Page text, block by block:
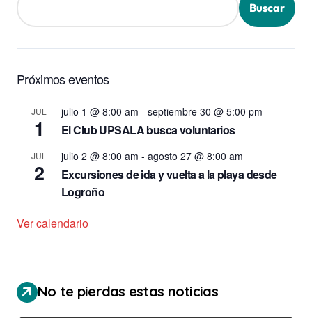
Buscar
Próximos eventos
JUL
1
julio 1 @ 8:00 am - septiembre 30 @ 5:00 pm
El Club UPSALA busca voluntarios
JUL
2
julio 2 @ 8:00 am - agosto 27 @ 8:00 am
Excursiones de ida y vuelta a la playa desde
Logroño
Ver calendario
No te pierdas estas noticias